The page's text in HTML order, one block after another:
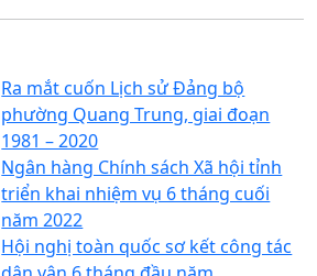
Ra mắt cuốn Lịch sử Đảng bộ
phường Quang Trung, giai đoạn
1981 – 2020
Ngân hàng Chính sách Xã hội tỉnh
triển khai nhiệm vụ 6 tháng cuối
năm 2022
Hội nghị toàn quốc sơ kết công tác